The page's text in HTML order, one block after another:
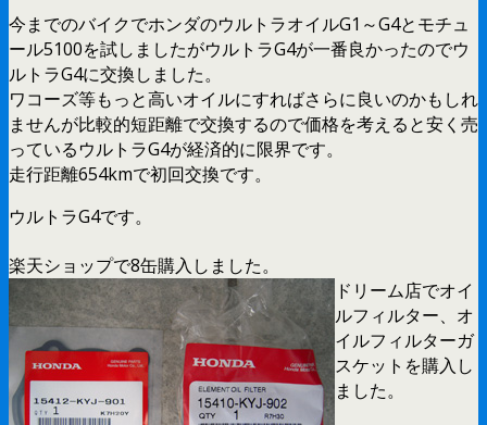
今までのバイクでホンダのウルトラオイルG1～G4とモチュ
ール5100を試しましたがウルトラG4が一番良かったのでウ
ルトラG4に交換しました。
ワコーズ等もっと高いオイルにすればさらに良いのかもしれ
ませんが比較的短距離で交換するので価格を考えると安く売
っているウルトラG4が経済的に限界です。
走行距離654kmで初回交換です。
ウルトラG4です。
楽天ショップで8缶購入しました。
ドリーム店でオイ
ルフィルター、オ
イルフィルターガ
スケットを購入し
ました。